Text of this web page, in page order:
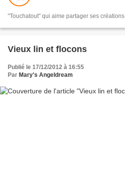
"Touchatout" qui aime partager ses créations
Vieux lin et flocons
Publié le 17/12/2012 à 16:55
Par Mary's Angeldream